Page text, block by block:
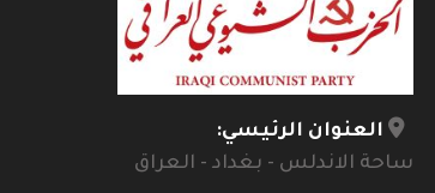
العنوان الرئيسي:
ساحة الاندلس - بغداد - العراق